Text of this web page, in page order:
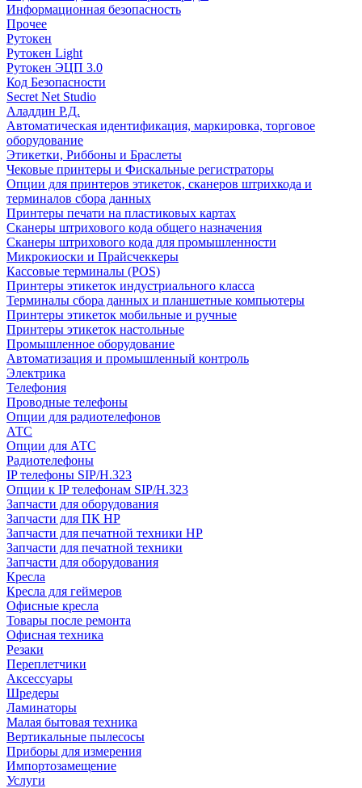
Информационная безопасность
Прочее
Рутокен
Рутокен Light
Рутокен ЭЦП 3.0
Код Безопасности
Secret Net Studio
Аладдин Р.Д.
Автоматическая идентификация, маркировка, торговое
оборудование
Этикетки, Риббоны и Браслеты
Чековые принтеры и Фискальные регистраторы
Опции для принтеров этикеток, сканеров штрихкода и
терминалов сбора данных
Принтеры печати на пластиковых картах
Сканеры штрихового кода общего назначения
Сканеры штрихового кода для промышленности
Микрокиоски и Прайсчеккеры
Кассовые терминалы (POS)
Принтеры этикеток индустриального класса
Терминалы сбора данных и планшетные компьютеры
Принтеры этикеток мобильные и ручные
Принтеры этикеток настольные
Промышленное оборудование
Автоматизация и промышленный контроль
Электрика
Телефония
Проводные телефоны
Опции для радиотелефонов
АТС
Опции для АТС
Радиотелефоны
IP телефоны SIP/H.323
Опции к IP телефонам SIP/H.323
Запчасти для оборудования
Запчасти для ПК HP
Запчасти для печатной техники HP
Запчасти для печатной техники
Запчасти для оборудования
Кресла
Кресла для геймеров
Офисные кресла
Товары после ремонта
Офисная техника
Резаки
Переплетчики
Аксессуары
Шредеры
Ламинаторы
Малая бытовая техника
Вертикальные пылесосы
Приборы для измерения
Импортозамещение
Услуги